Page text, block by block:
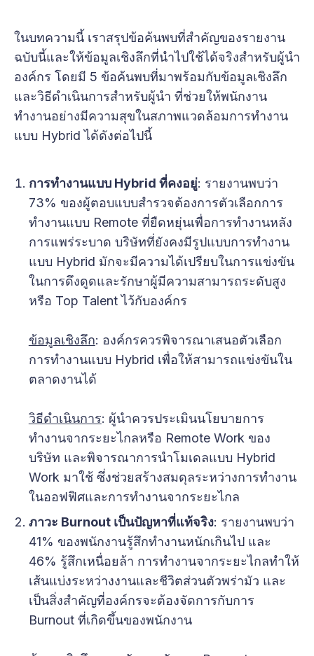
ในบทความนี้ เราสรุปข้อค้นพบที่สำคัญของรายงาน
ฉบับนี้และให้ข้อมูลเชิงลึกที่นำไปใช้ได้จริงสำหรับผู้นำ
องค์กร โดยมี 5 ข้อค้นพบที่มาพร้อมกับข้อมูลเชิงลึก
และวิธีดำเนินการสำหรับผู้นำ ที่ช่วยให้พนักงาน
ทำงานอย่างมีความสุขในสภาพแวดล้อมการทำงาน
แบบ Hybrid ได้ดังต่อไปนี้
การทำงานแบบ Hybrid ที่คงอยู่: รายงานพบว่า
73% ของผู้ตอบแบบสำรวจต้องการตัวเลือกการ
ทำงานแบบ Remote ที่ยืดหยุ่นเพื่อการทำงานหลัง
การแพร่ระบาด บริษัทที่ยังคงมีรูปแบบการทำงาน
แบบ Hybrid มักจะมีความได้เปรียบในการแข่งขัน
ในการดึงดูดและรักษาผู้มีความสามารถระดับสูง
หรือ Top Talent ไว้กับองค์กร
ข้อมูลเชิงลึก: องค์กรควรพิจารณาเสนอตัวเลือก
การทำงานแบบ Hybrid เพื่อให้สามารถแข่งขันใน
ตลาดงานได้
วิธีดำเนินการ: ผู้นำควรประเมินนโยบายการ
ทำงานจากระยะไกลหรือ Remote Work ของ
บริษัท และพิจารณาการนำโมเดลแบบ Hybrid
Work มาใช้ ซึ่งช่วยสร้างสมดุลระหว่างการทำงาน
ในออฟฟิศและการทำงานจากระยะไกล
ภาวะ Burnout เป็นปัญหาที่แท้จริง: รายงานพบว่า
41% ของพนักงานรู้สึกทำงานหนักเกินไป และ
46% รู้สึกเหนื่อยล้า การทำงานจากระยะไกลทำให้
เส้นแบ่งระหว่างงานและชีวิตส่วนตัวพร่ามัว และ
เป็นสิ่งสำคัญที่องค์กรจะต้องจัดการกับการ
Burnout ที่เกิดขึ้นของพนักงาน